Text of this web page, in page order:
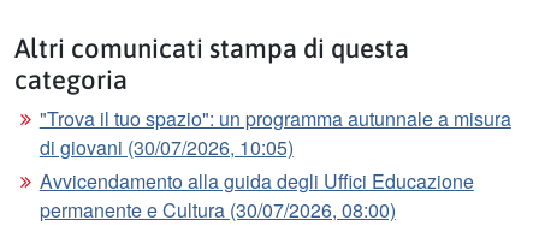
Altri comunicati stampa di questa
categoria
"Trova il tuo spazio": un programma autunnale a misura
di giovani (30/07/2026, 10:05)
Avvicendamento alla guida degli Uffici Educazione
permanente e Cultura (30/07/2026, 08:00)